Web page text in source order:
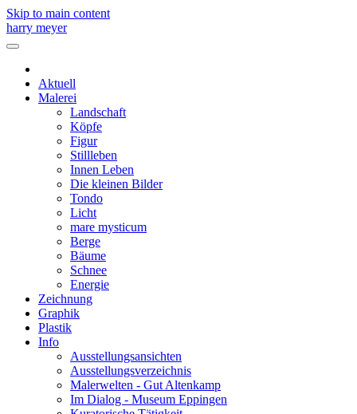
Skip to main content
harry meyer
Aktuell
Malerei
Landschaft
Köpfe
Figur
Stillleben
Innen Leben
Die kleinen Bilder
Tondo
Licht
mare mysticum
Berge
Bäume
Schnee
Energie
Zeichnung
Graphik
Plastik
Info
Ausstellungsansichten
Ausstellungsverzeichnis
Malerwelten - Gut Altenkamp
Im Dialog - Museum Eppingen